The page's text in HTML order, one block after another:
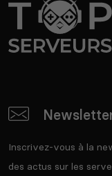
Inscrivez-vous à la
des actus sur les